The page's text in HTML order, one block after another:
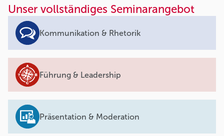
Unser vollständiges Seminarangebot
Kommunikation & Rhetorik
Führung & Leadership
Präsentation & Moderation